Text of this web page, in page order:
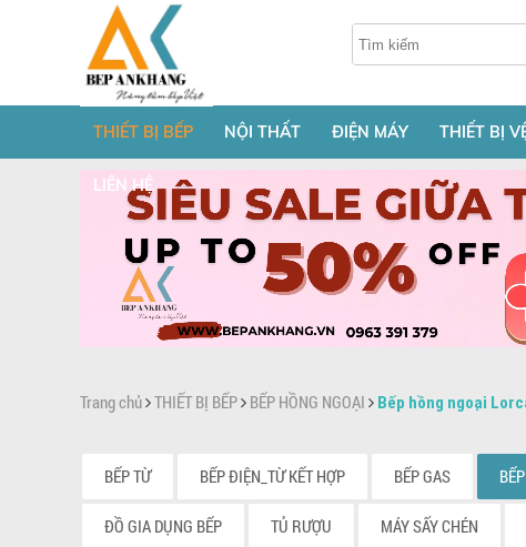
THIẾT BỊ BẾP NỘI THẤT ĐIỆN MÁY THIẾT BỊ
LIÊN HỆ
Trang chủ THIẾT BỊ BẾP BẾP HỒNG NGOẠI Bếp hồng ngoại
BẾP TỪ BẾP ĐIỆN_TỪ KẾT HỢP BẾP GAS
ĐỒ GIA DỤNG BẾP TỦ RƯỢU MÁY SẤY CHÉN